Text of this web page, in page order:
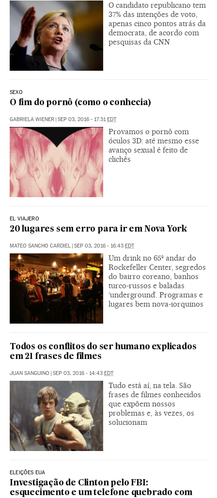
O candidato republicano tem
37% das intenções de voto,
apenas cinco pontos atrás da
democrata, de acordo com
pesquisas da CNN
SEXO
O fim do pornô (como o conhecia)
GABRIELA WIENER | SEP 03, 2016 - 17:31EDT
Provamos o pornô com
óculos 3D: até mesmo esse
avanço sexual é feito de
clichês
EL VIAJERO
20 lugares sem erro para ir em Nova York
MATEO SANCHO CARDIEL | SEP 03, 2016 - 16:43 EDT
Um drink no 65º andar do
Rockefeller Center, segredos
do bairro coreano, banhos
turco-russos e baladas
‘underground’. Programas e
lugares bem nova-iorquinos
Todos os conflitos do ser humano explicados
em 21 frases de filmes
JUAN SANGUINO | SEP 03, 2016 - 14:43 EDT
Tudo está aí, na tela. São
frases de filmes conhecidos
que expõem nossos
problemas e, às vezes, os
solucionam
ELEIÇÕES EUA
Investigação de Clinton pelo FBI:
esquecimento e um telefone quebrado com